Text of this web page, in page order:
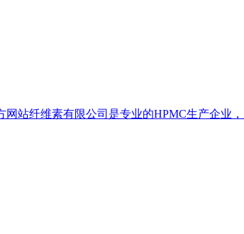
网站纤维素有限公司是专业的HPMC生产企业